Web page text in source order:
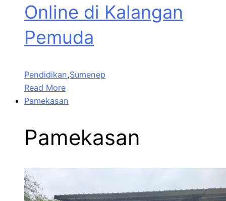
Online di Kalangan
Pemuda
Pendidikan,Sumenep
Read More
Pamekasan
Pamekasan